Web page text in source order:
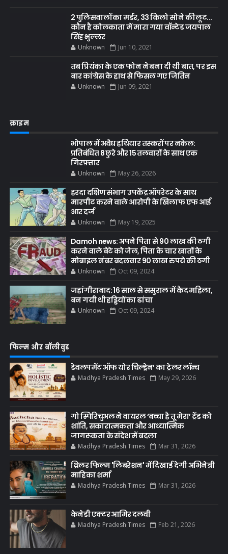
2 पुलिसवालों का मर्डर, 33 किलो सोने की लूट...
कौन है कोलकाता में मारा गया वॉन्टेड जयपाल
सिंह भुल्लर
Unknown Jun 10, 2021
तब प्रियंका के एक फोन ने बना दी थी बात, पर इस
बार कांग्रेस के हाथ से फिसल गए जितिन
Unknown Jun 09, 2021
क्राइम
भोपाल में अवैध हथियार तस्करों पर नकेल:
प्रतिबंधित 8 छुरे और 15 तलवारों के साथ एक
गिरफ़्तार
Unknown May 26, 2026
हरदा दक्षिण संभाग उपकेंद्र ऑपरेटर के साथ
मारपीट करने वाले आरोपी के खिलाफ एफ आई
आर दर्ज
Unknown May 19, 2025
Damoh news: अपने पिता से 90 लाख की ठगी
करने वाले बेटे को जेल, पिता के चार खातों के
मोबाइल नंबर बदलवार 90 लाख रुपये की ठगी
Unknown Oct 09, 2024
जहांगीराबाद: 16 साल से ससुराल में कैद महिला,
बन गयी थी हड्डियों का ढांचा
Unknown Oct 09, 2024
फिल्म और बॉलीवुड
डेवलपमेंट ऑफ योर चिल्ड्रेन’ का ट्रेलर लॉन्च
Madhya Pradesh Times May 29, 2026
गो स्पिरिचुअल ने वायरल ‘बच्चा है तू मेरा’ ट्रेंड को
शांति, सकारात्मकता और आध्यात्मिक
जागरूकता के संदेश में बदला
Madhya Pradesh Times Mar 31, 2026
थ्रिलर फिल्म 'लिबरेशन' में दिखाई देगी अभिनेत्री
माहिका शर्मा
Madhya Pradesh Times Mar 31, 2026
केनेडी एक्टर आमिर दलवी
Madhya Pradesh Times Feb 21, 2026